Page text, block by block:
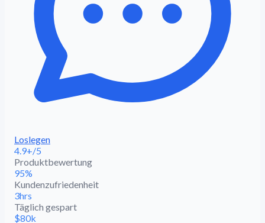
Loslegen
4.9+/5
Produktbewertung
95%
Kundenzufriedenheit
3hrs
Täglich gespart
$80k